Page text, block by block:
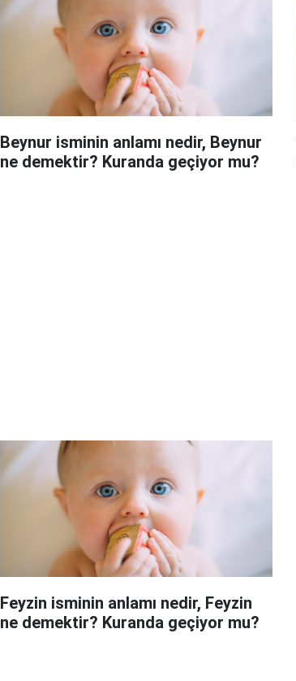
Beynur isminin anlamı nedir, Beynur
ne demektir? Kuranda geçiyor mu?
Feyzin isminin anlamı nedir, Feyzin
ne demektir? Kuranda geçiyor mu?